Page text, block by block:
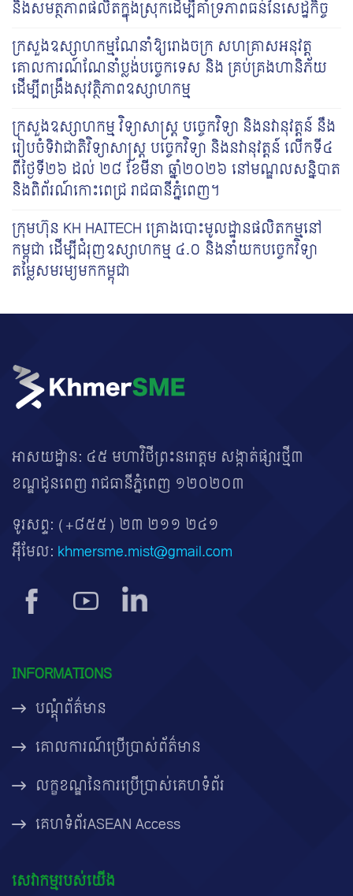
និងសមត្ថភាពផលិតក្នុងស្រុកដើម្បីគាំទ្រភាពធន់នៃសេដ្ឋកិច្ច
ក្រសួងឧស្សាហកម្មណែនាំឱ្យរោងចក្រ សហគ្រាសអនុវត្ត
គោលការណ៍ណែនាំប្លង់បច្ចេកទេស និង គ្រប់គ្រងហានិភ័យ
ដើម្បីពង្រឹងសុវត្ថិភាពឧស្សាហកម្ម
ក្រសួងឧស្សាហកម្ម វិទ្យាសាស្ត្រ បច្ចេកវិទ្យា និងនវានុវត្តន៍ នឹង
រៀបចំទិវាជាតិវិទ្យាសាស្រ្ត បច្ចេក​វិទ្យា និងនវានុវត្តន៍ លើកទី៤
ពីថ្ងៃទី២៦ ដល់ ២៨ ខែមីនា ឆ្នាំ២០២៦ នៅមណ្ឌលសន្និបាត
និង​ពិព័រណ៍​កោះ​ពេជ្រ រាជធានីភ្នំពេញ។
ក្រុមហ៊ុន KH HAITECH គ្រោងបោះមូលដ្ឋានផលិតកម្មនៅ
កម្ពុជា ដើម្បីជំរុញឧស្សាហកម្ម ៤.០ និងនាំយកបច្ចេកវិទ្យា
តម្លៃសមរម្យមកកម្ពុជា
អាសយដ្ឋាន: ៤៥ មហាវិថីព្រះនរោត្តម សង្កាត់ផ្សារថ្មី៣
ខណ្ឌដូនពេញ រាជធានីភ្នំពេញ ១២០២០៣
ទូរសព្ទ: (+៨៥៥) ២៣ ២១១ ២៤១
អ៊ីមែល: khmersme.mist@gmail.com
INFORMATIONS
បណ្តុំព័ត៌មាន
គោលការណ៍ប្រើប្រាស់ព័ត៌មាន
លក្ខខណ្ឌនៃការប្រើប្រាស់គេហទំព័រ
គេហទំព័រASEAN Access
សេវាកម្មរបស់យើង